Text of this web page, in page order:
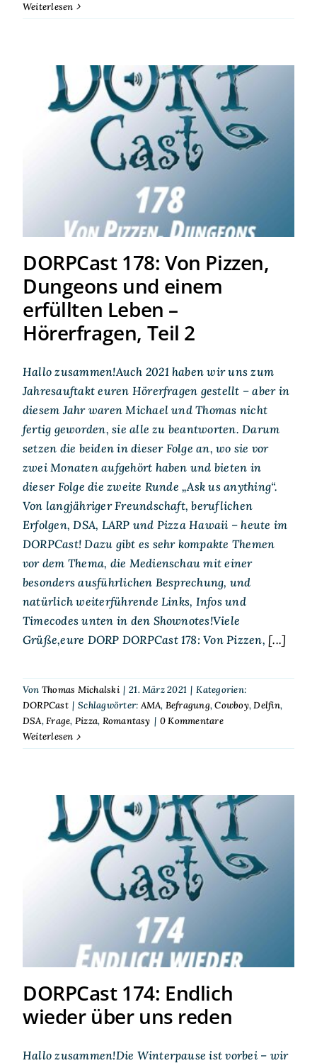
Weiterlesen
DORPCast 178: Von Pizzen,
Dungeons und einem
erfüllten Leben –
Hörerfragen, Teil 2
DORPCast 178: Von Pizzen,
Dungeons und einem
erfüllten Leben –
Hörerfragen, Teil 2
Hallo zusammen!Auch 2021 haben wir uns zum
Jahresauftakt euren Hörerfragen gestellt – aber in
diesem Jahr waren Michael und Thomas nicht
fertig geworden, sie alle zu beantworten. Darum
setzen die beiden in dieser Folge an, wo sie vor
zwei Monaten aufgehört haben und bieten in
dieser Folge die zweite Runde „Ask us anything“.
Von langjähriger Freundschaft, beruflichen
Erfolgen, DSA, LARP und Pizza Hawaii – heute im
DORPCast! Dazu gibt es sehr kompakte Themen
vor dem Thema, die Medienschau mit einer
besonders ausführlichen Besprechung, und
natürlich weiterführende Links, Infos und
Timecodes unten in den Shownotes!Viele
Grüße,eure DORP DORPCast 178: Von Pizzen, [...]
Von Thomas Michalski | 21. März 2021 | Kategorien:
DORPCast | Schlagwörter:AMA, Befragung,Cowboy,Delfin,
DSA,Frage, Pizza, Romantasy | 0 Kommentare
Weiterlesen
DORPCast 174: Endlich
wieder über uns reden
DORPCast 174: Endlich
wieder über uns reden
Hallo zusammen!Die Winterpause ist vorbei – wir